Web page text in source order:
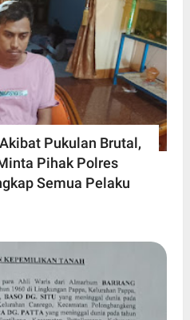
Pukulan Brutal,
Pihak Polres
Semua Pelaku